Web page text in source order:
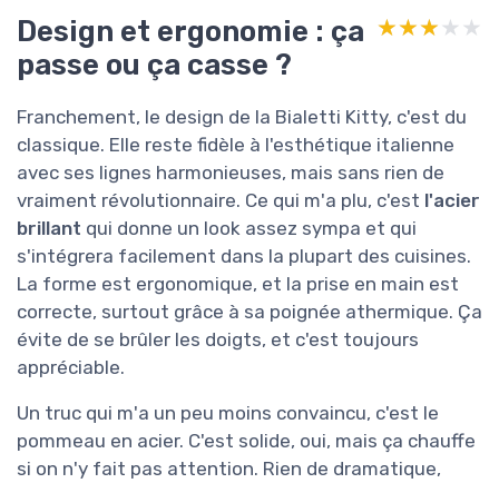
Design et ergonomie : ça
passe ou ça casse ?
★★★★★
★★★★★
Franchement, le design de la Bialetti Kitty, c'est du
classique. Elle reste fidèle à l'esthétique italienne
avec ses lignes harmonieuses, mais sans rien de
vraiment révolutionnaire. Ce qui m'a plu, c'est l'acier
brillant qui donne un look assez sympa et qui
s'intégrera facilement dans la plupart des cuisines.
La forme est ergonomique, et la prise en main est
correcte, surtout grâce à sa poignée athermique. Ça
évite de se brûler les doigts, et c'est toujours
appréciable.
Un truc qui m'a un peu moins convaincu, c'est le
pommeau en acier. C'est solide, oui, mais ça chauffe
si on n'y fait pas attention. Rien de dramatique,